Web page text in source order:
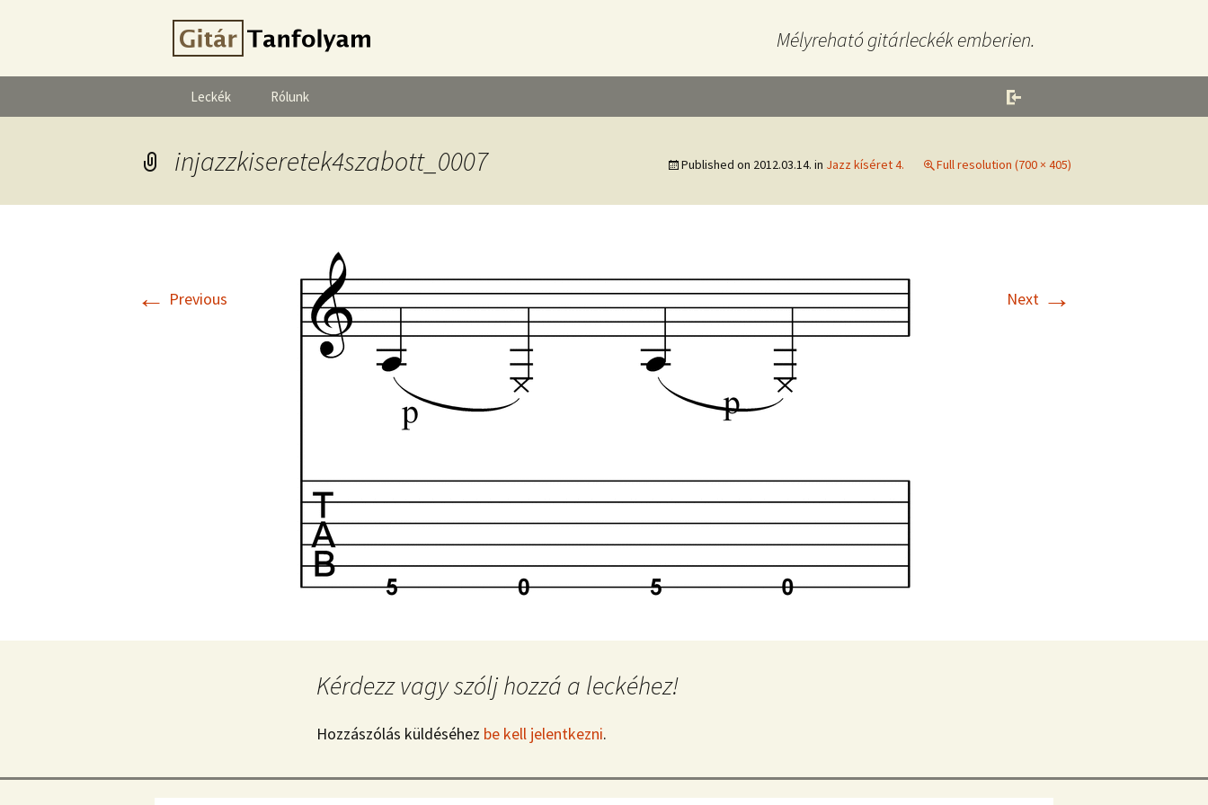
Mélyreható gitárleckék emberien.
Leckék Rólunk
injazzkiseretek4szabott_0007 Published on 2012.03.14. in Jazz kíséret 4. Full resolution (700 × 405)
← Previous Next →
Kérdezz vagy szólj hozzá a leckéhez!
Hozzászólás küldéséhez be kell jelentkezni.